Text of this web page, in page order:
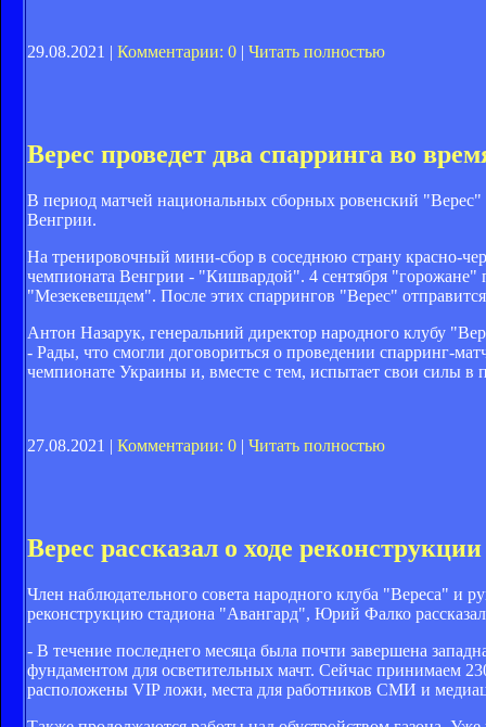
29.08.2021 | Комментарии: 0 | Читать полностью
Верес проведет два спарринга во
В период матчей национальных сборных ровенский
Венгрии.
На тренировочный мини-сбор в соседнюю страну красно-
чемпионата Венгрии - "Кишвардой". 4 сентября "горожане"
"Мезекевешдем". После этих спаррингов "Верес"
Антон Назарук, генеральний директор народного клубу
- Рады, что смогли договориться о проведении спарринг-
чемпионате Украины и, вместе с тем, испытает свои силы в
27.08.2021 | Комментарии: 0 | Читать полностью
Верес рассказал о ходе
Член наблюдательного совета народного клуба "Вереса" и
реконструкцию стадиона "Авангард", Юрий Фалко
- В течение последнего месяца была почти завершена
фундаментом для осветительных мачт. Сейчас принимаем
расположены VIP ложи, места для работников СМИ и